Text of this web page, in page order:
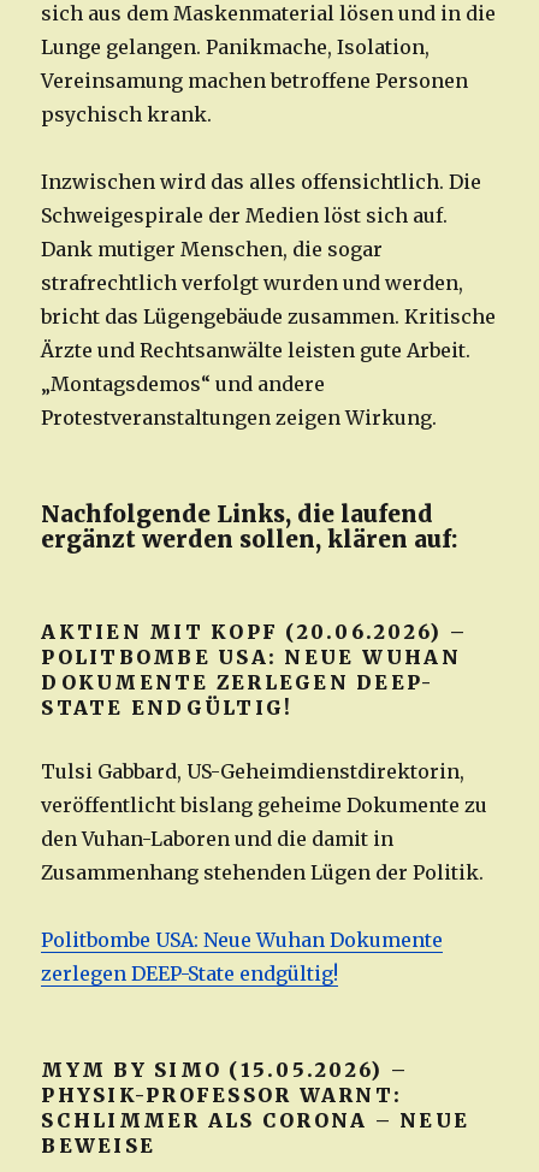
sich aus dem Maskenmaterial lösen und in die
Lunge gelangen. Panikmache, Isolation,
Vereinsamung machen betroffene Personen
psychisch krank.
Inzwischen wird das alles offensichtlich. Die
Schweigespirale der Medien löst sich auf.
Dank mutiger Menschen, die sogar
strafrechtlich verfolgt wurden und werden,
bricht das Lügengebäude zusammen. Kritische
Ärzte und Rechtsanwälte leisten gute Arbeit.
„Montagsdemos“ und andere
Protestveranstaltungen zeigen Wirkung.
Nachfolgende Links, die laufend
ergänzt werden sollen, klären auf:
AKTIEN MIT KOPF (20.06.2026) –
POLITBOMBE USA: NEUE WUHAN
DOKUMENTE ZERLEGEN DEEP-
STATE ENDGÜLTIG!
Tulsi Gabbard, US-Geheimdienstdirektorin,
veröffentlicht bislang geheime Dokumente zu
den Vuhan-Laboren und die damit in
Zusammenhang stehenden Lügen der Politik.
Politbombe USA: Neue Wuhan Dokumente
zerlegen DEEP-State endgültig!
MYM BY SIMO (15.05.2026) –
PHYSIK-PROFESSOR WARNT:
SCHLIMMER ALS CORONA – NEUE
BEWEISE